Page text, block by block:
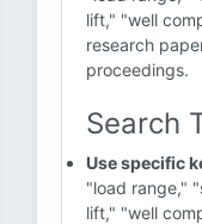
lift," "well
research
proceedings.
Search
Use specific
"load range,"
lift," "well